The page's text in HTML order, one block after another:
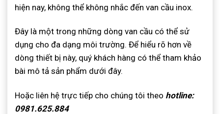
hiện nay, không thể không nhắc đến van cầu inox.
Đây là một trong những dòng van cầu có thể sử
dụng cho đa dạng môi trường. Để hiểu rõ hơn về
dòng thiết bị này, quý khách hàng có thể tham khảo
bài mô tả sản phẩm dưới đây.
Hoặc liên hệ trực tiếp cho chúng tôi theo hotline:
0981.625.884